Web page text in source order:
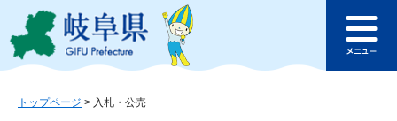
ジ
ュ
このページの本文へ
ュ
トップページ > 入札・公売